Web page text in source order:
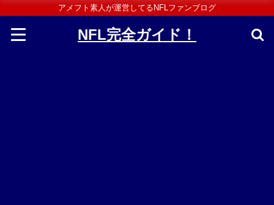
アメフト素人が運営してるNFLファンブログ
NFL完全ガイド！